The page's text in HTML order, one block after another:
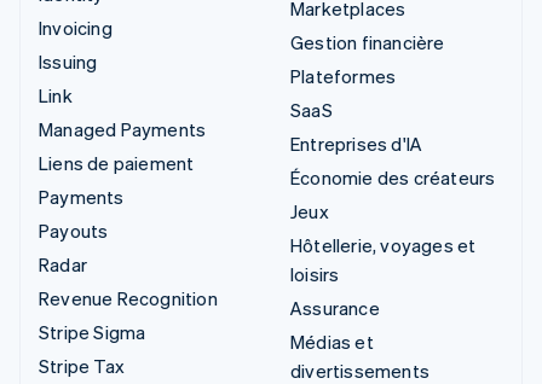
Invoicing
Issuing
Link
Managed Payments
Liens de paiement
Payments
Payouts
Radar
Revenue Recognition
Stripe Sigma
Stripe Tax
Marketplaces
Gestion financière
Plateformes
SaaS
Entreprises d'IA
Économie des créateurs
Jeux
Hôtellerie, voyages et
loisirs
Assurance
Médias et
divertissements